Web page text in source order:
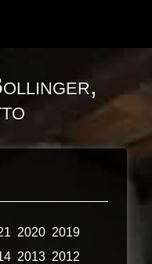
2020 2019
2013 2012